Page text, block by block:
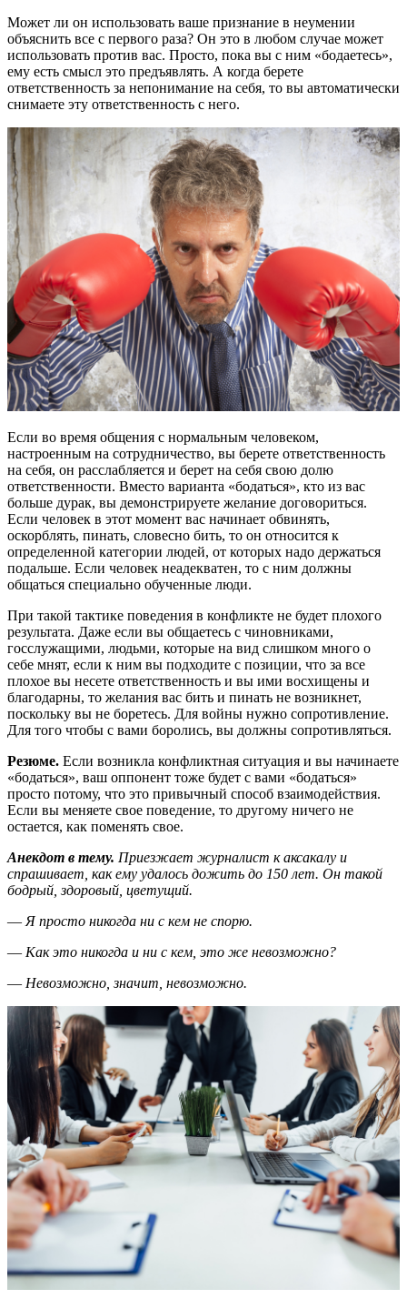
Может ли он использовать ваше признание в неумении
объяснить все с первого раза? Он это в любом случае может
использовать против вас. Просто, пока вы с ним «бодаетесь»,
ему есть смысл это предъявлять. А когда берете
ответственность за непонимание на себя, то вы автоматически
снимаете эту ответственность с него.
Если во время общения с нормальным человеком,
настроенным на сотрудничество, вы берете ответственность
на себя, он расслабляется и берет на себя свою долю
ответственности. Вместо варианта «бодаться», кто из вас
больше дурак, вы демонстрируете желание договориться.
Если человек в этот момент вас начинает обвинять,
оскорблять, пинать, словесно бить, то он относится к
определенной категории людей, от которых надо держаться
подальше. Если человек неадекватен, то с ним должны
общаться специально обученные люди.
При такой тактике поведения в конфликте не будет плохого
результата. Даже если вы общаетесь с чиновниками,
госслужащими, людьми, которые на вид слишком много о
себе мнят, если к ним вы подходите с позиции, что за все
плохое вы несете ответственность и вы ими восхищены и
благодарны, то желания вас бить и пинать не возникнет,
поскольку вы не боретесь. Для войны нужно сопротивление.
Для того чтобы с вами боролись, вы должны сопротивляться.
Резюме. Если возникла конфликтная ситуация и вы начинаете
«бодаться», ваш оппонент тоже будет с вами «бодаться»
просто потому, что это привычный способ взаимодействия.
Если вы меняете свое поведение, то другому ничего не
остается, как поменять свое.
Анекдот в тему. Приезжает журналист к аксакалу и
спрашивает, как ему удалось дожить до 150 лет. Он такой
бодрый, здоровый, цветущий.
— Я просто никогда ни с кем не спорю.
— Как это никогда и ни с кем, это же невозможно?
— Невозможно, значит, невозможно.